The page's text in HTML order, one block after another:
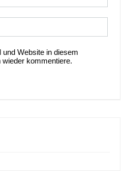
Website in diesem
kommentiere.